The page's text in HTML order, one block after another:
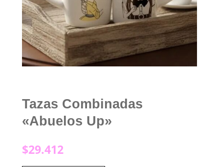
Tazas Combinadas
«Abuelos Up»
$29.412